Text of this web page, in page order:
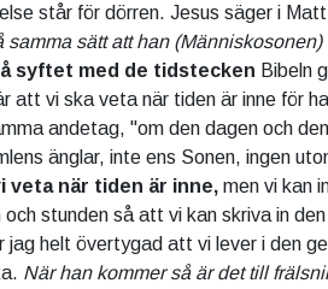
står för dörren. Jesus säger i
samma sätt att han (Människosonen)
syftet med de tidstecken Bibeln
att vi ska veta när tiden är inne för
andetag, "om den dagen och
änglar, inte ens Sonen, ingen
veta när tiden är inne, men vi kan
stunden så att vi kan skriva in
jag helt övertygad att vi lever i den
När han kommer så är det till